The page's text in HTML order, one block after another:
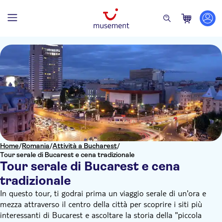
Home/Romania/Attività a Bucharest/
Tour serale di Bucarest e cena tradizionale
Tour serale di Bucarest e cena
tradizionale
In questo tour, ti godrai prima un viaggio serale di un'ora e
mezza attraverso il centro della città per scoprire i siti più
interessanti di Bucarest e ascoltare la storia della "piccola